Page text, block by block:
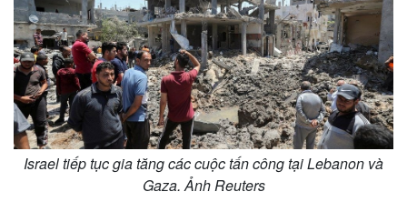
Israel tiếp tục gia tăng các cuộc tấn công tại Lebanon và
Gaza. Ảnh Reuters